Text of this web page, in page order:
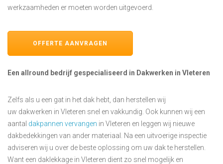
werkzaamheden er moeten worden uitgevoerd.
OFFERTE AANVRAGEN
Een allround bedrijf gespecialiseerd in Dakwerken in Vleteren
Zelfs als u een gat in het dak hebt, dan herstellen wij
uw dakwerken in Vleteren snel en vakkundig. Ook kunnen wij een
aantal dakpannen vervangen in Vleteren en leggen wij nieuwe
dakbedekkingen van ander materiaal. Na een uitvoerige inspectie
adviseren wij u over de beste oplossing om uw dak te herstellen.
Want een daklekkage in Vleteren dient zo snel mogelijk en